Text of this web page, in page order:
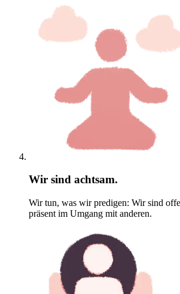
Wir sind achtsam.
Wir tun, was wir predigen: Wir sind
präsent im Umgang mit anderen.